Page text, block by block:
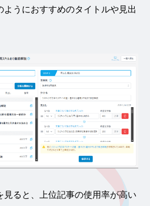
うにおすすめのタイトルや見出
ると、上位記事の使用率が高い